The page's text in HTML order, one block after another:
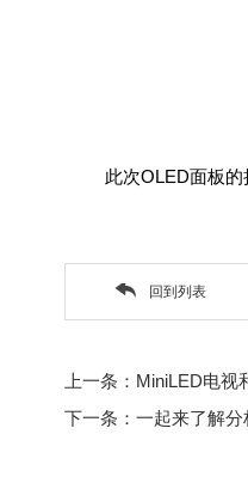
此次OLED面板的
回到列表
上一条：MiniLED电
下一条：一起来了解